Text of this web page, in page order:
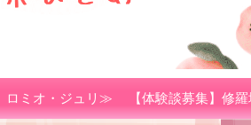
ロミオ・ジュリ≫ 【体験談募集】修